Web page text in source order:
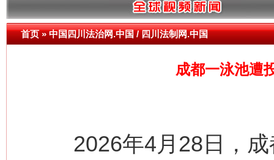
首页»中国四川法治网.中国 / 四川法制网.中国
成都一泳池遭
2026年4月28日，成